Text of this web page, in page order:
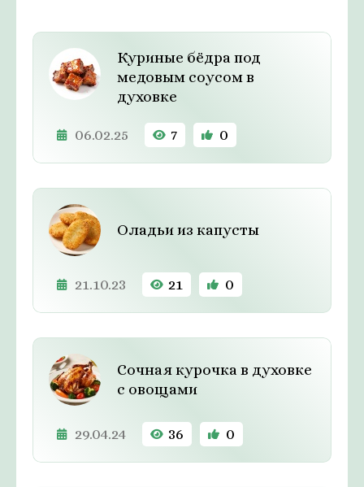
Куриные бёдра под
медовым соусом в
духовке
06.02.25 7 0
Оладьи из капусты
21.10.23 21 0
Сочная курочка в духовке
с овощами
29.04.24 36 0